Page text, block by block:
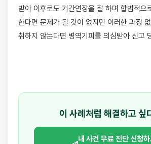
받아 이후로도 기간연장을 잘 하며 합법적으
한다면 문제가 될 것이 없지만 이러한 과정
취하지 않는다면 병역기피를 의심받아 신고
이 사례처럼 해결하고 싶
내 사건 무료 진단 신청